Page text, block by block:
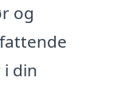
og
din